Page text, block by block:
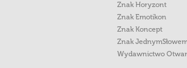
Znak Horyzont
Znak Emotikon
Znak Koncept
Znak
Wydawnictwo